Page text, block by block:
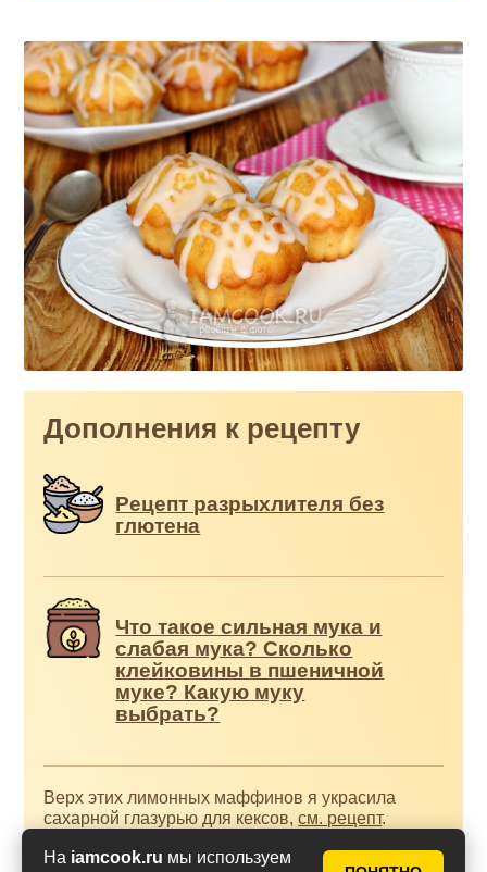
На iamcook.ru мы используем
Дополнения к рецепту
Рецепт разрыхлителя без
глютена
Что такое сильная мука и
слабая мука? Сколько
клейковины в пшеничной
муке? Какую муку
выбрать?
Верх этих лимонных маффинов я украсила
сахарной глазурью для кексов,см. рецепт.